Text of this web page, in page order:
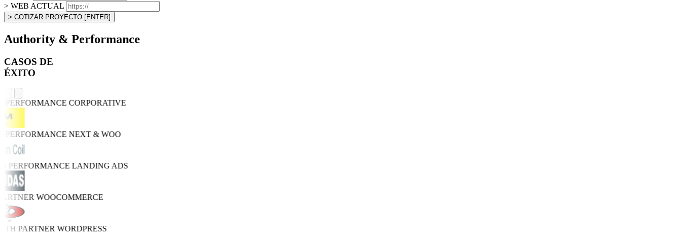
> WEB ACTUAL
> COTIZAR PROYECTO [ENTER]
Authority & Performance
CASOS DE
ÉXITO
CORPORATIVE
NEXT & WOO
PERFORMANCELANDING ADS
WOOCOMMERCE
PARTNERWORDPRESS